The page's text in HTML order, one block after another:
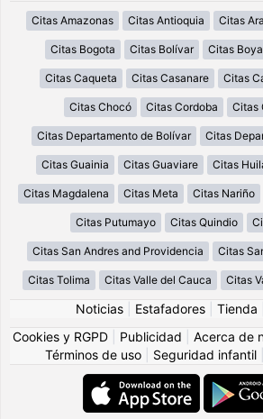
Citas Amazonas Citas Antioquia Citas
Citas Bogota Citas Bolívar Citas
Citas Caqueta Citas Casanare Citas
Citas Chocó Citas Cordoba Citas
Citas Departamento de Bolívar Citas
Citas Guainia Citas Guaviare Citas
Citas Magdalena Citas Meta Citas Nariño
Citas Putumayo Citas Quindio
Citas San Andres and Providencia Citas
Citas Tolima Citas Valle del Cauca Citas
Noticias Estafadores Tienda
Cookies y RGPD
Publicidad Acerca de
Términos de uso
Seguridad infantil